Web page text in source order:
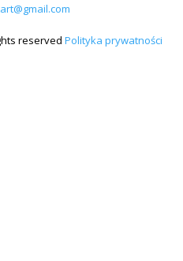
reserved Polityka prywatności